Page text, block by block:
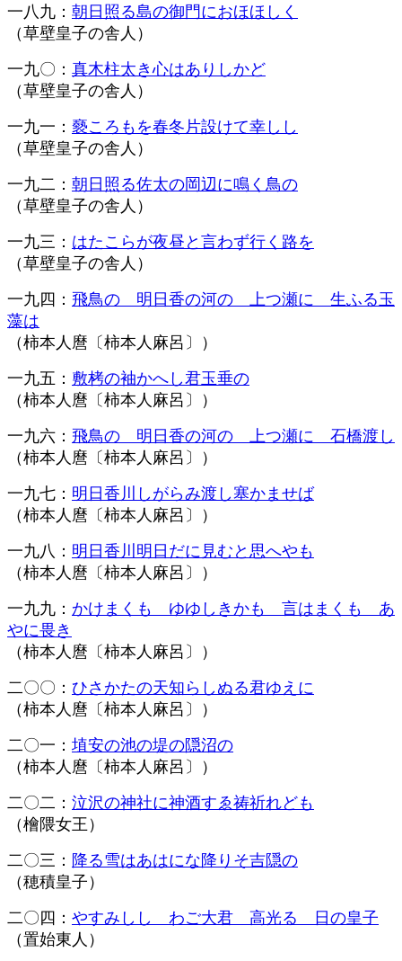
一八九： 朝日照る島の御門におほほしく
（草壁皇子の舎人）
一九〇： 真木柱太き心はありしかど
（草壁皇子の舎人）
一九一： 褻ころもを春冬片設けて幸しし
（草壁皇子の舎人）
一九二： 朝日照る佐太の岡辺に鳴く鳥の
（草壁皇子の舎人）
一九三： はたこらが夜昼と言わず行く路を
（草壁皇子の舎人）
一九四： 飛鳥の 明日香の河の 上つ瀬に 生ふる玉
藻は
（柿本人麿〔柿本人麻呂〕）
一九五： 敷栲の袖かへし君玉垂の
（柿本人麿 〔柿本人麻呂〕
）
一九六： 飛鳥の 明日香の河の 上つ瀬に 石橋渡し
（柿本人麿 〔柿本人麻呂〕
）
一九七： 明日香川しがらみ渡し塞かませば
（柿本人麿 〔柿本人麻呂〕
）
一九八： 明日香川明日だに見むと思へやも
（柿本人麿 〔柿本人麻呂〕
）
一九九： かけまくも ゆゆしきかも 言はまくも あ
やに畏き
（柿本人麿 〔柿本人麻呂〕
）
二〇〇： ひさかたの天知らしぬる君ゆえに
（柿本人麿 〔柿本人麻呂〕
）
二〇一： 埴安の池の堤の隠沼の
（柿本人麿 〔柿本人麻呂〕
）
二〇二： 泣沢の神社に神酒すゑ祷祈れども
（檜隈女王）
二〇三： 降る雪はあはにな降りそ吉隠の
（穂積皇子）
二〇四： やすみしし わご大君 高光る 日の皇子
（置始東人）